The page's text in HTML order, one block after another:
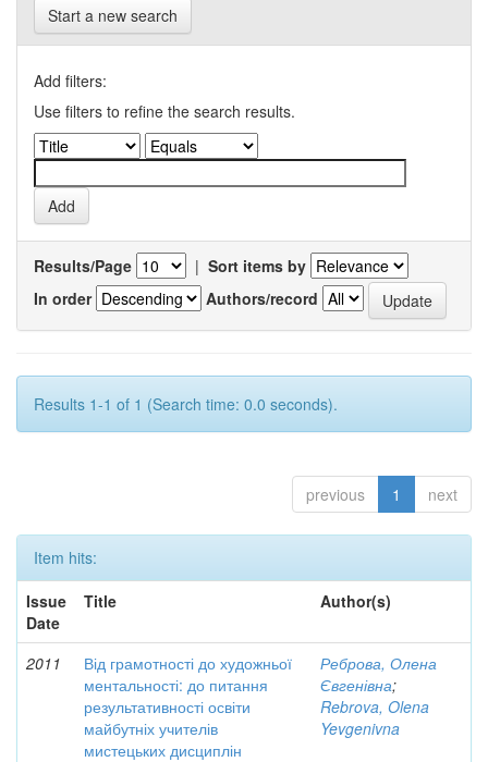
Start a new search
Add filters:
Use filters to refine the search results.
Results/Page | Sort items by
In order
Authors/record
Results 1-1 of 1 (Search time: 0.0 seconds).
previous 1 next
Item hits:
Issue
Date
Title Author(s)
2011
Від грамотності до художньої
ментальності: до питання
результативності освіти
майбутніх учителів
мистецьких дисциплін
Реброва, Олена
Євгенівна;
Rebrova, Olena
Yevgenivna